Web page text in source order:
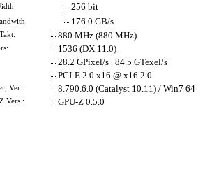
256 bit
176.0 GB/s
880 MHz (880 MHz)
1536 (DX 11.0)
28.2 GPixel/s | 84.5 GTexel/s
PCI-E 2.0 x16 @ x16 2.0
Ver.: 8.790.6.0 (Catalyst 10.11) / Win7 64
Vers.: GPU-Z 0.5.0